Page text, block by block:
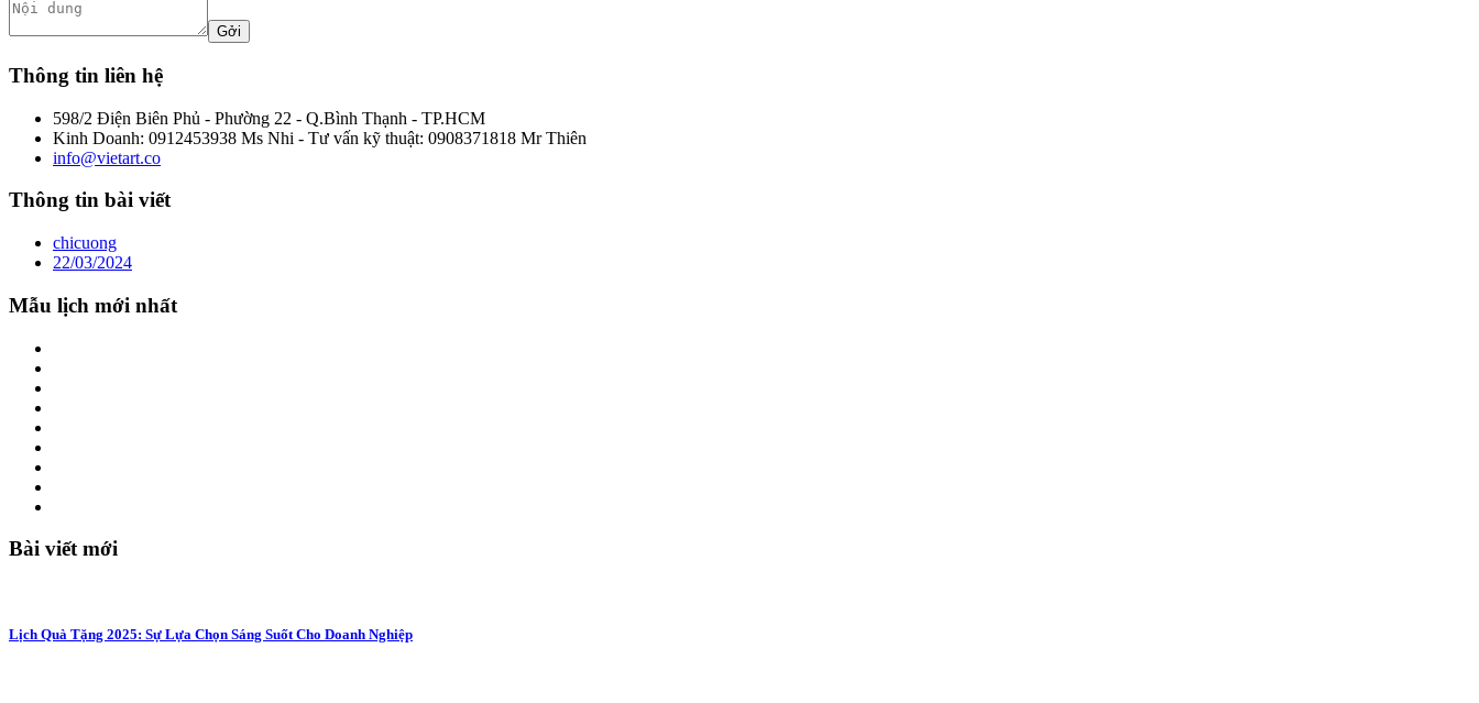
Thông tin liên hệ
598/2 Điện Biên Phủ - Phường 22 - Q.Bình Thạnh - TP.HCM
Kinh Doanh: 0912453938 Ms Nhi - Tư vấn kỹ thuật: 0908371818 Mr Thiên
info@vietart.co
Thông tin bài viết
chicuong
22/03/2024
Mẫu lịch mới nhất
Bài viết mới
Lịch Quà Tặng 2025: Sự Lựa Chọn Sáng Suốt Cho Doanh Nghiệp